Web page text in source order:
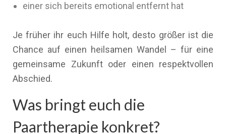
einer sich bereits emotional entfernt hat
Je früher ihr euch Hilfe holt, desto größer ist die
Chance auf einen heilsamen Wandel – für eine
gemeinsame Zukunft oder einen respektvollen
Abschied.
Was bringt euch die
Paartherapie konkret?